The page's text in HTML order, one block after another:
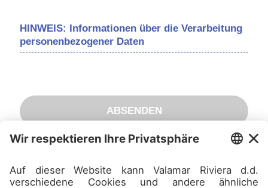
HINWEIS: Informationen über die Verarbeitung
personenbezogener Daten
ABSENDEN